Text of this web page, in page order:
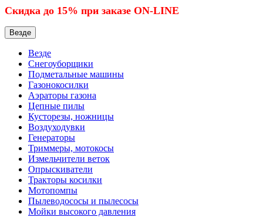
Скидка до 15% при заказе ON-LINE
Везде
Везде
Снегоуборщики
Подметальные машины
Газонокосилки
Аэраторы газона
Цепные пилы
Кусторезы, ножницы
Воздуходувки
Генераторы
Триммеры, мотокосы
Измельчители веток
Опрыскиватели
Тракторы косилки
Мотопомпы
Пылеводососы и пылесосы
Мойки высокого давления